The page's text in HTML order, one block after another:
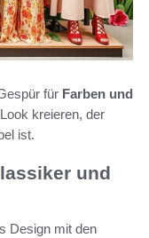
für Farben und
kreieren, der
ist.
und
Design mit den